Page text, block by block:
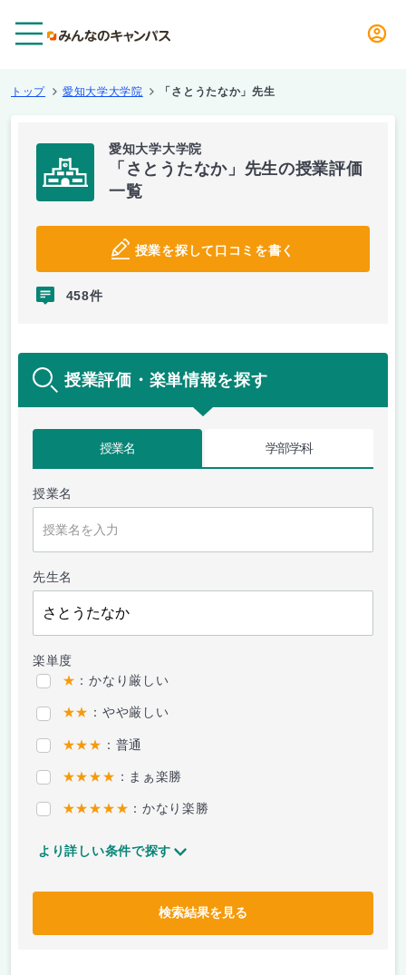
トップ 愛知大学大学院 「さとうたなか」先生
愛知大学大学院
「さとうたなか」先生の授業評価
一覧
授業を探して口コミを書く
458件
授業評価・楽単情報を探す
授業名 学部学科
授業名
先生名
楽単度
★ ：かなり厳しい
★★ ：やや厳しい
★★★ ：普通
★★★★ ：まぁ楽勝
★★★★★ ：かなり楽勝
より詳しい条件で探す
検索結果を見る